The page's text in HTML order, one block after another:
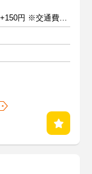
時給1150円～【早朝】時給+150円 ※交通費支給